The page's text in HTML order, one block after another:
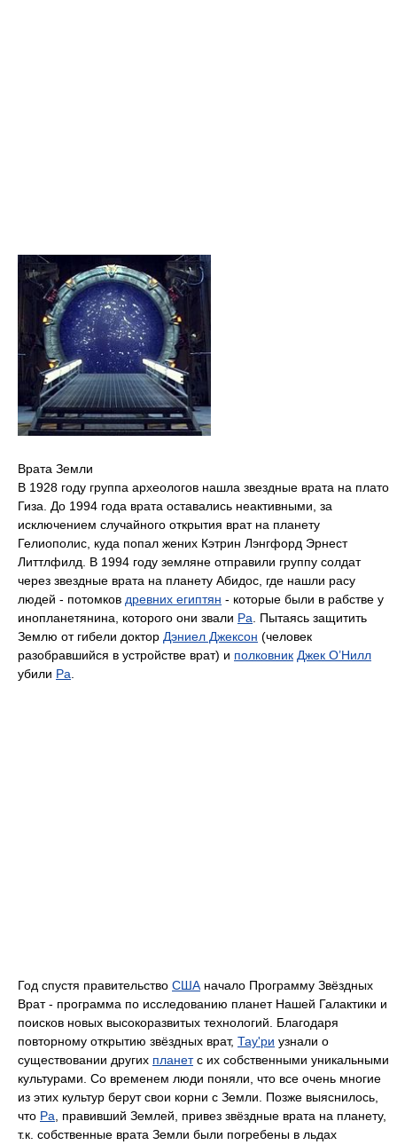
Врата Земли
В 1928 году группа археологов нашла звездные врата на плато
Гиза. До 1994 года врата оставались неактивными, за
исключением случайного открытия врат на планету
Гелиополис, куда попал жених Кэтрин Лэнгфорд Эрнест
Литтлфилд. В 1994 году земляне отправили группу солдат
через звездные врата на планету Абидос, где нашли расу
людей - потомков древних египтян - которые были в рабстве у
инопланетянина, которого они звали Ра . Пытаясь защитить
Землю от гибели доктор Дэниел Джексон (человек
разобравшийся в устройстве врат) и полковник Джек О’Нилл
убили Ра
Год спустя правительство США начало Программу Звёздных
Врат - программа по исследованию планет Нашей Галактики и
поисков новых высокоразвитых технологий. Благодаря
повторному открытию звёздных врат, Тау'ри узнали о
существовании других планетс их собственными уникальными
культурами. Со временем люди поняли, что все очень многие
из этих культур берут свои корни с Земли. Позже выяснилось,
что Ра , правивший Землей, привез звёздные врата на планету,
т.к. собственные врата Земли были погребены в льдах